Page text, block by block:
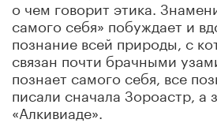
о чем говорит этика.
самого себя» побуждает и
познание всей природы, с
связан почти брачными
познает самого себя, все
писали сначала Зороастр, а
«Алкивиаде».